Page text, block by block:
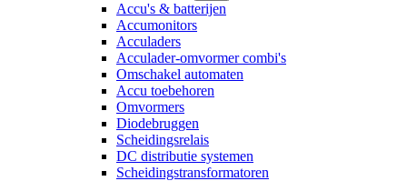
Accu's & batterijen
Accumonitors
Acculaders
Acculader-omvormer combi's
Omschakel automaten
Accu toebehoren
Omvormers
Diodebruggen
Scheidingsrelais
DC distributie systemen
Scheidingstransformatoren